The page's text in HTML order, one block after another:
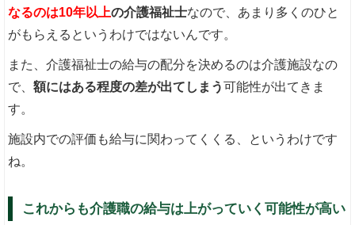
なるのは10年以上の介護福祉士なので、あまり多くのひと
がもらえるというわけではないんです。
また、介護福祉士の給与の配分を決めるのは介護施設なの
で、額にはある程度の差が出てしまう可能性が出てきま
す。
施設内での評価も給与に関わってくくる、というわけです
ね。
これからも介護職の給与は上がっていく可能性が高い